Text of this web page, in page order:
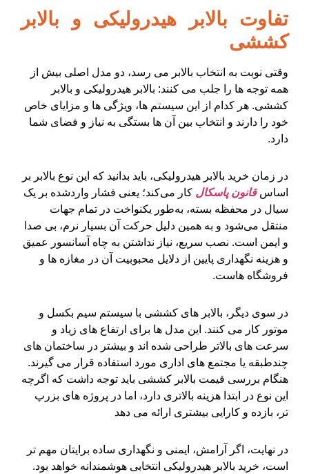
تفاوت بالابر هیدرولیکی و بالابر
کششی
وقتی نوبت به انتخاب بالابر می رسد، دو مدل اصلی بیش از
همه توجه ها را جلب می کنند: بالابر هیدرولیکی و بالابر
کششی. هر کدام از این سیستم ها، ویژگی ها و مزایای خاص
خود را دارند و انتخاب بین آن ها بستگی به نیاز و فضای شما
دارد.
در زمان خرید بالابر هیدرولیکی، باید بدانید که این نوع بالابر بر
اساسقانون پاسکال کار می‌کند؛ یعنی فشار واردشده بر یک
سیال در محفظه بسته، به‌طور یکنواخت در تمام جهات
منتقل می‌شود و به همین دلیل حرکت آن بسیار نرم، بی صدا
و ایمن است. نصب سریع، نیاز نداشتن به چاه آسانسور عمیق
و هزینه نگهداری پایین از دلایل محبوبیت آن در مغازه ها و
فروشگاه هاست.
در سوی دیگر، بالابر های کششی با سیستم سیم بکسل و
موتور کار می کنند. این مدل ها برای ارتفاع های زیاد و
سرعت های بالاتر طراحی شده اند و بیشتر در ساختمان های
چندطبقه یا مجتمع های اداری مورد استفاده قرار می گیرند.
هنگام بررسی قیمت بالابر کششی باید توجه داشت که اگرچه
این نوع در ابتدا هزینه بالاتری دارد، اما در پروژه های بزرپ
تر، بازده و کارایی بیشتری ارائه می دهد
در نهایت، اگر آرامش، ایمنی و نگهداری ساده برایتان مهم تر
است، خرید بالابر هیدرولیکی انتخابی هوشمندانه خواهد بود.